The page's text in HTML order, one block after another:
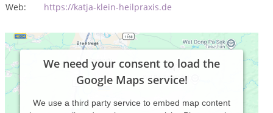
Web:
https://katja-klein-heilpraxis.de
We need your consent to load the
Google Maps service!
We use a third party service to embed map content